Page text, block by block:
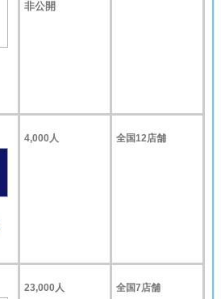
非公開
4,000人 全国12店舗
23,000人 全国7店舗